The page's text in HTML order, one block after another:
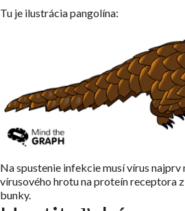
Tu je ilustrácia pangolína:
Na spustenie infekcie musí vírus
vírusového hrotu na proteín receptora
bunky.